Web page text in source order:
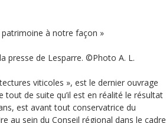
presse de Lesparre. ©Photo A. L.
viticoles », est le dernier ouvrage
tout de suite qu’il est en réalité le résultat
est avant tout conservatrice du
au sein du Conseil régional dans le cadre